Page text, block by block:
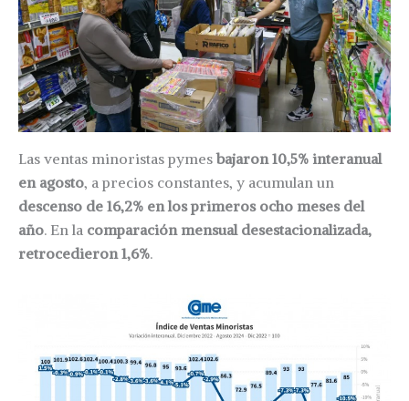
Las ventas minoristas pymesbajaron 10,5% interanual
en agosto, a precios constantes, y acumulan un
descenso de 16,2% en los primeros ocho meses del
año. En la comparación mensual desestacionalizada,
retrocedieron 1,6%.